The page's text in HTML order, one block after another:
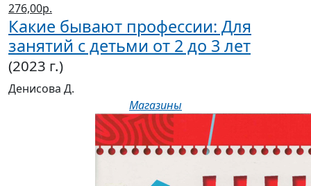
276,00р.
Какие бывают профессии: Для
занятий с детьми от 2 до 3 лет
(2023 г.)
Денисова Д.
Магазины